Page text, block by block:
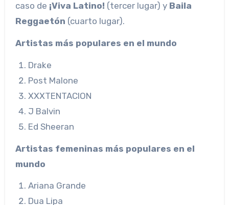
caso de ¡Viva Latino! (tercer lugar) y Baila
Reggaetón (cuarto lugar).
Artistas más populares en el mundo
Drake
Post Malone
XXXTENTACION
J Balvin
Ed Sheeran
Artistas femeninas más populares en el
mundo
Ariana Grande
Dua Lipa